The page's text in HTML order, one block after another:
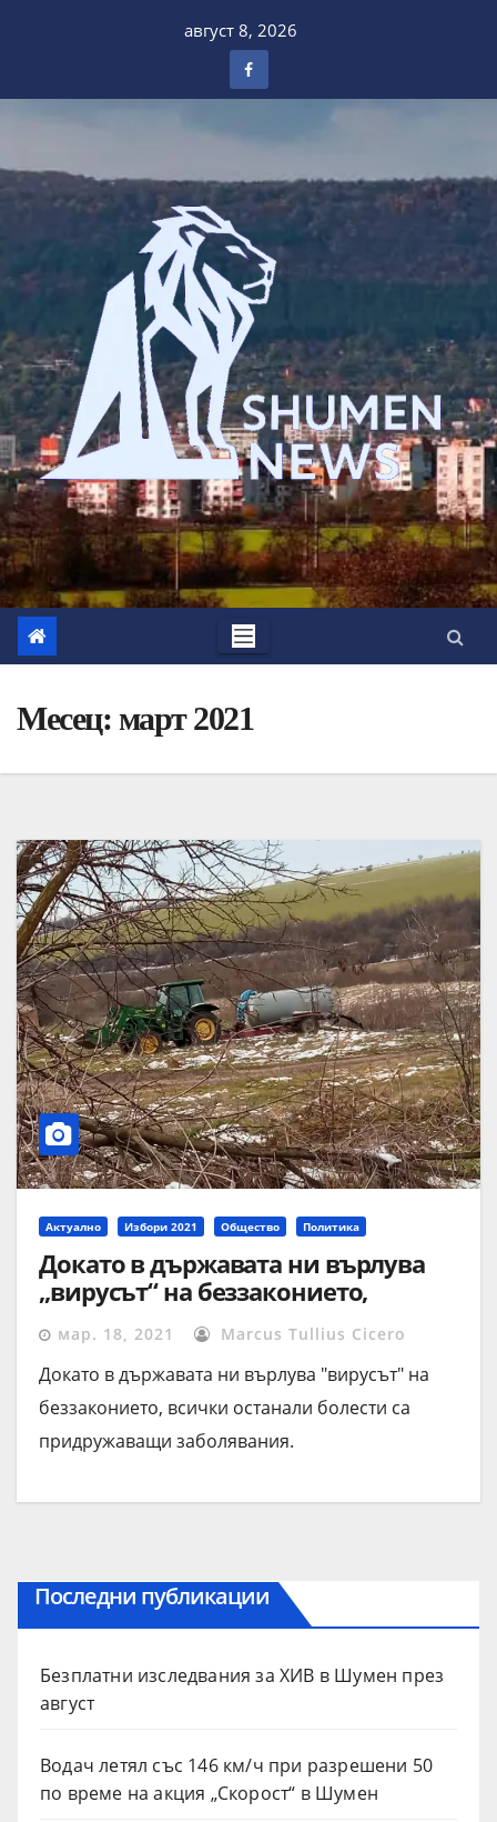
август 8, 2026
Месец: март 2021
Актуално Избори 2021 Общество Политика
Докато в държавата ни върлува
„вирусът“ на беззаконието,
всички останали болести са
придружаващи заболявания.
мар. 18, 2021 Marcus Tullius Cicero
Докато в държавата ни върлува "вирусът" на
беззаконието, всички останали болести са
придружаващи заболявания.
Последни публикации
Безплатни изследвания за ХИВ в Шумен през
август
Водач летял със 146 км/ч при разрешени 50
по време на акция „Скорост“ в Шумен